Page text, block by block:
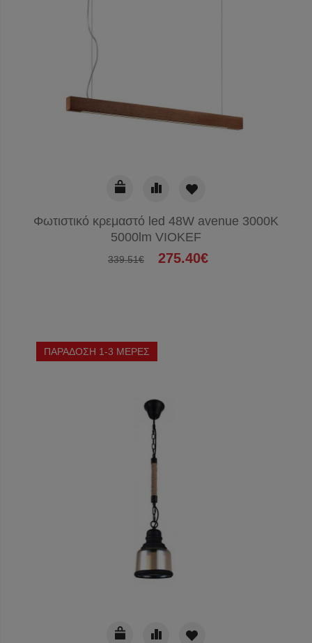
Φωτιστικό κρεμαστό led 48W avenue 3000K
5000lm VIOKEF
339.51€ 275.40€
ΠΑΡΑΔΟΣΗ 1-3 ΜΕΡΕΣ